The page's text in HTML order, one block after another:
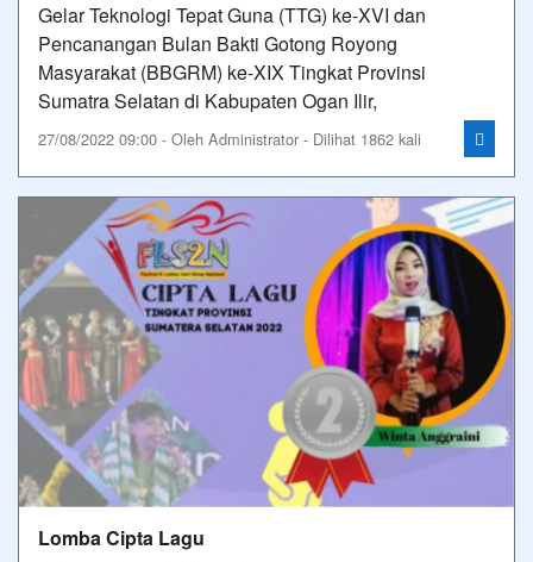
Gelar Teknologi Tepat Guna (TTG) ke-XVI dan
Pencanangan Bulan Bakti Gotong Royong
Masyarakat (BBGRM) ke-XIX Tingkat Provinsi
Sumatra Selatan di Kabupaten Ogan Ilir,
27/08/2022 09:00 - Oleh Administrator - Dilihat 1862 kali
Lomba Cipta Lagu